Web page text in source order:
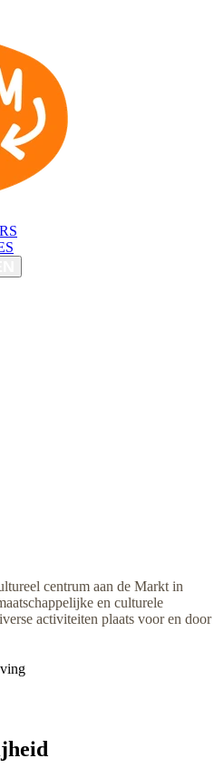
centrum aan de Markt in
en culturele
activiteiten plaats voor en door